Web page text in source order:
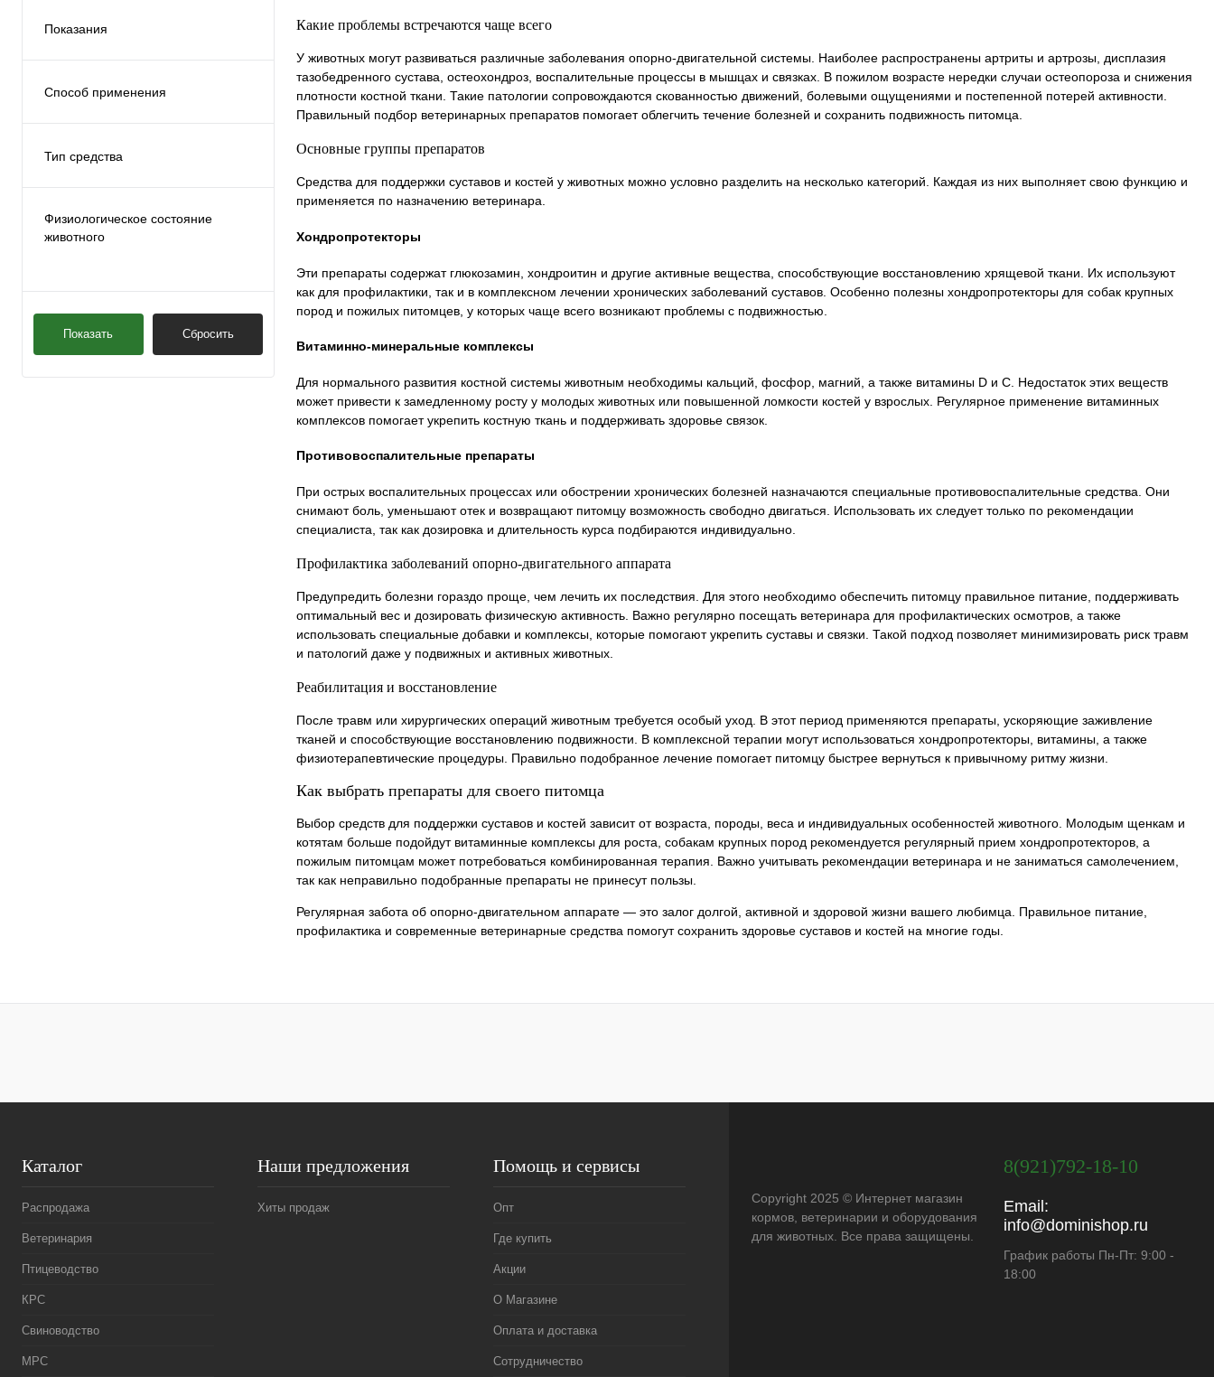
Показания
Способ применения
Тип средства
Физиологическое состояние
животного
Показать Сбросить
Какие проблемы встречаются чаще всего
У животных могут развиваться различные заболевания опорно-двигательной системы. Наиболее распространены артриты и артрозы, дисплазия
тазобедренного сустава, остеохондроз, воспалительные процессы в мышцах и связках. В пожилом возрасте нередки случаи остеопороза и снижения
плотности костной ткани. Такие патологии сопровождаются скованностью движений, болевыми ощущениями и постепенной потерей активности.
Правильный подбор ветеринарных препаратов помогает облегчить течение болезней и сохранить подвижность питомца.
Основные группы препаратов
Средства для поддержки суставов и костей у животных можно условно разделить на несколько категорий. Каждая из них выполняет свою функцию и
применяется по назначению ветеринара.
Хондропротекторы
Эти препараты содержат глюкозамин, хондроитин и другие активные вещества, способствующие восстановлению хрящевой ткани. Их используют
как для профилактики, так и в комплексном лечении хронических заболеваний суставов. Особенно полезны хондропротекторы для собак крупных
пород и пожилых питомцев, у которых чаще всего возникают проблемы с подвижностью.
Витаминно-минеральные комплексы
Для нормального развития костной системы животным необходимы кальций, фосфор, магний, а также витамины D и С. Недостаток этих веществ
может привести к замедленному росту у молодых животных или повышенной ломкости костей у взрослых. Регулярное применение витаминных
комплексов помогает укрепить костную ткань и поддерживать здоровье связок.
Противовоспалительные препараты
При острых воспалительных процессах или обострении хронических болезней назначаются специальные противовоспалительные средства. Они
снимают боль, уменьшают отек и возвращают питомцу возможность свободно двигаться. Использовать их следует только по рекомендации
специалиста, так как дозировка и длительность курса подбираются индивидуально.
Профилактика заболеваний опорно-двигательного аппарата
Предупредить болезни гораздо проще, чем лечить их последствия. Для этого необходимо обеспечить питомцу правильное питание, поддерживать
оптимальный вес и дозировать физическую активность. Важно регулярно посещать ветеринара для профилактических осмотров, а также
использовать специальные добавки и комплексы, которые помогают укрепить суставы и связки. Такой подход позволяет минимизировать риск травм
и патологий даже у подвижных и активных животных.
Реабилитация и восстановление
После травм или хирургических операций животным требуется особый уход. В этот период применяются препараты, ускоряющие заживление
тканей и способствующие восстановлению подвижности. В комплексной терапии могут использоваться хондропротекторы, витамины, а также
физиотерапевтические процедуры. Правильно подобранное лечение помогает питомцу быстрее вернуться к привычному ритму жизни.
Как выбрать препараты для своего питомца
Выбор средств для поддержки суставов и костей зависит от возраста, породы, веса и индивидуальных особенностей животного. Молодым щенкам и
котятам больше подойдут витаминные комплексы для роста, собакам крупных пород рекомендуется регулярный прием хондропротекторов, а
пожилым питомцам может потребоваться комбинированная терапия. Важно учитывать рекомендации ветеринара и не заниматься самолечением,
так как неправильно подобранные препараты не принесут пользы.
Регулярная забота об опорно-двигательном аппарате — это залог долгой, активной и здоровой жизни вашего любимца. Правильное питание,
профилактика и современные ветеринарные средства помогут сохранить здоровье суставов и костей на многие годы.
Каталог
Распродажа
Ветеринария
Птицеводство
КРС
Свиноводство
МРС
Наши предложения
Хиты продаж
Помощь и сервисы
Опт
Где купить
Акции
О Магазине
Оплата и доставка
Сотрудничество
Copyright 2025 © Интернет магазин
кормов, ветеринарии и оборудования
для животных. Все права защищены.
8(921)792-18-10
Email:
info@dominishop.ru
График работы Пн-Пт: 9:00 -
18:00